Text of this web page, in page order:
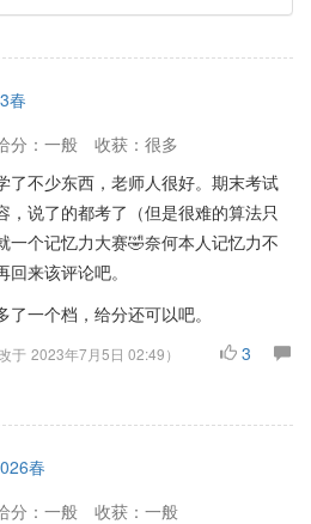
春
分：一般
收获：很多
了不少东西，老师人很好。期末考试
，说了的都考了（但是很难的算法只
一个记忆力大赛🤣奈何本人记忆力不
来该评论吧。
一个档，给分还可以吧。
于 2023年7月5日 02:49）
3
春
分：一般
收获：一般